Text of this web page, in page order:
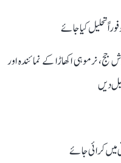
تحلیل کیا جائے
نرموہی اکھاڑا کے نمائندہ اور
دیں
میں کرائی جائے